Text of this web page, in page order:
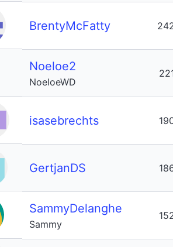
BrentyMcFatty
Noeloe2
NoeloeWD
isasebrechts
GertjanDS
SammyDelanghe
Sammy